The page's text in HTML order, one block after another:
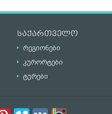
საქართველო
რეგიონები
კურორტები
ტურები